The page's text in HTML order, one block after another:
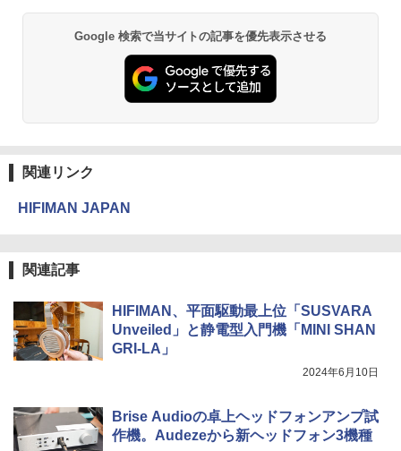
Google 検索で当サイトの記事を優先表示させる
関連リンク
HIFIMAN JAPAN
関連記事
HIFIMAN、平面駆動最上位「SUSVARA
Unveiled」と静電型入門機「MINI SHAN
GRI-LA」
2024年6月10日
Brise Audioの卓上ヘッドフォンアンプ試
作機。Audezeから新ヘッドフォン3機種